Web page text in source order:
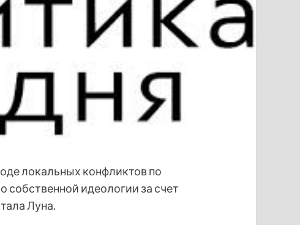
локальных конфликтов по
идеологии за счет
Луна.